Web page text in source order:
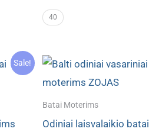
40
Sale!
Batai Moterims
Odiniai laisvalaikio